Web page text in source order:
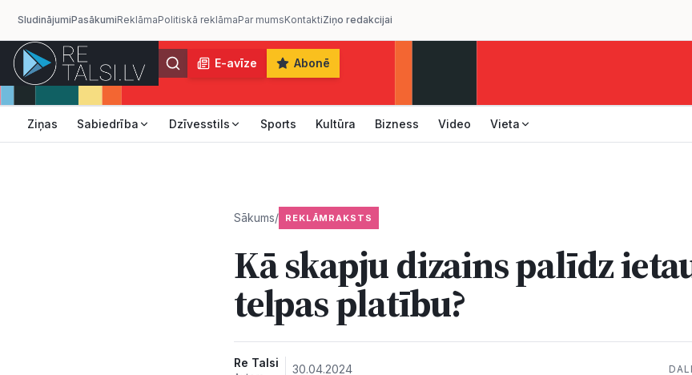
SludinājumiPasākumiReklāmaPolitiskā reklāmaPar mumsKontaktiZiņo redakcijai
E-avīze Abonē
Ziņas Sabiedrība Dzīvesstils Sports Kultūra Bizness Video Vieta
Sākums/ REKLĀMRAKSTS
Kā skapju dizains palīdz
telpas platību?
Re Talsi 30.04.2024